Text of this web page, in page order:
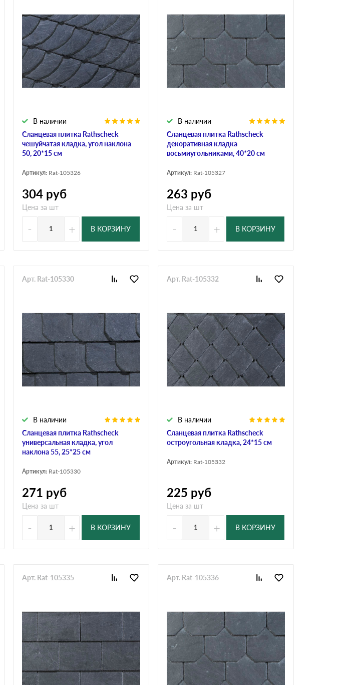
Сланцевая плитка Rathscheck
чешуйчатая кладка, угол наклона
50, 20*15 см
В наличии
Артикул: Rat-105326
304 руб
Цена за шт
- + В КОРЗИНУ
Сланцевая плитка Rathscheck
декоративная кладка
восьмиугольниками, 40*20 см
В наличии
Артикул: Rat-105327
263 руб
Цена за шт
- + В КОРЗИНУ
Сланцевая плитка Rathscheck
универсальная кладка, угол
наклона 55, 25*25 см
В наличии
Арт. Rat-105330
Артикул: Rat-105330
271 руб
Цена за шт
- + В КОРЗИНУ
Сланцевая плитка Rathscheck
остроугольная кладка, 24*15 см
В наличии
Арт. Rat-105332
Артикул: Rat-105332
225 руб
Цена за шт
- + В КОРЗИНУ
Арт. Rat-105335 Арт. Rat-105336